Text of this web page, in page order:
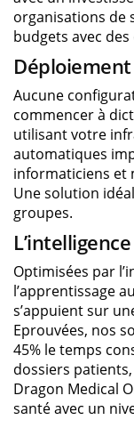
organisations de
budgets avec
Aucune
commencer à
utilisant votre
automatiques
informaticiens et
Une solution
groupes.
Optimisées par
l’apprentissage
s’appuient sur
Eprouvées, nos
45% le temps
dossiers
Dragon Medical
santé avec un